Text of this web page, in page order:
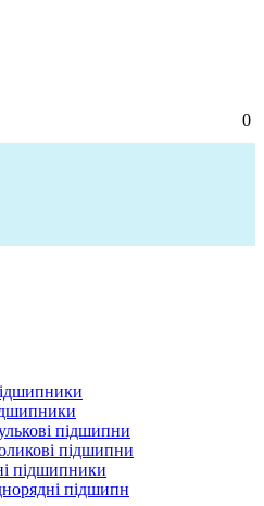
0
підшипни
підшипни
підшипники
підшипн